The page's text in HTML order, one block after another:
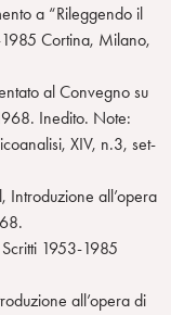
a “Rileggendo il
Cortina, Milano,
al Convegno su
Inedito. Note:
XIV, n.3, set-
Introduzione all’opera
1953-1985
all’opera di